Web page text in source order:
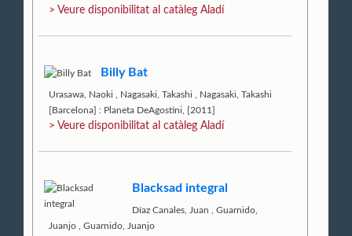
> Veure disponibilitat al catàleg Aladí
Billy Bat
Urasawa, Naoki Nagasaki, Takashi
Nagasaki, Takashi
[Barcelona] : Planeta DeAgostini, [2011]
> Veure disponibilitat al catàleg Aladí
Blacksad integral
Díaz Canales, Juan ,Guarnido,
Juanjo
,Guarnido, Juanjo